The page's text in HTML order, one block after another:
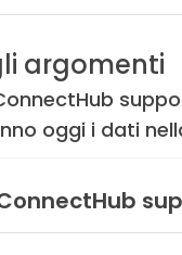
argomenti
oggi i dati